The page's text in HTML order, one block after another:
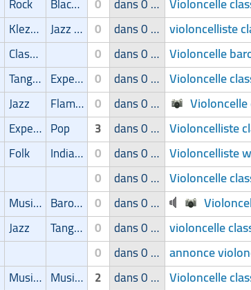
Klezmer Jazz Manouche 0 dans 0 groupe violoncelliste
Classic 0 dans 0 groupe Violoncelle
Tango/Samba Experimental 0 dans 0 groupe Violoncelle
Jazz Flamenco 0 dans 0 groupe
Experimental Pop 3 dans 0 groupe Violoncelliste
Folk Indian/Oriental 0 dans 0 groupe Violoncelliste
0 dans 0 groupe Violoncelle
Musique de film Baroque 0 dans 0 groupe
Jazz Tango/Samba 0 dans 0 groupe violoncelle
0 dans 0 groupe annonce
Musique de film Musical 2 dans 0 groupe Violoncelle